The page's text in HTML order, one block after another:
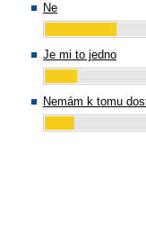
Ne
Je mi to jedno
Nemám k tomu